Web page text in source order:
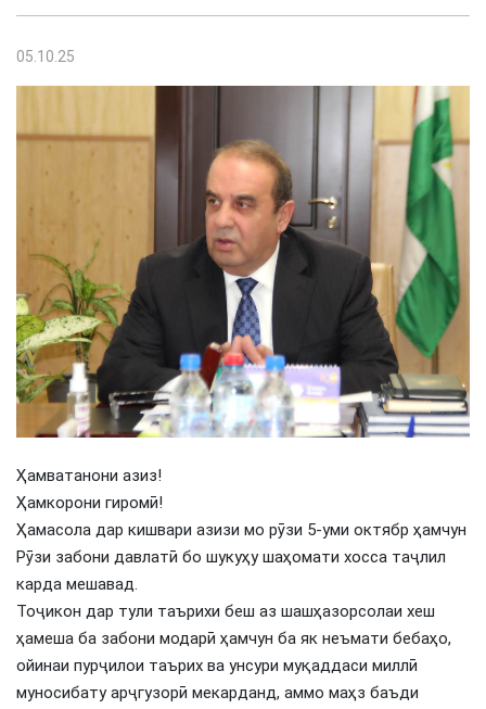
05.10.25
Ҳамватанони азиз!
Ҳамкорони гиромӣ!
Ҳамасола дар кишвари азизи мо рӯзи 5-уми октябр ҳамчун
Рӯзи забони давлатӣ бо шукуҳу шаҳомати хосса таҷлил
карда мешавад.
Тоҷикон дар тули таърихи беш аз шашҳазорсолаи хеш
ҳамеша ба забони модарӣ ҳамчун ба як неъмати бебаҳо,
ойинаи пурҷилои таърих ва унсури муқаддаси миллӣ
муносибату арҷгузорӣ мекарданд, аммо маҳз баъди